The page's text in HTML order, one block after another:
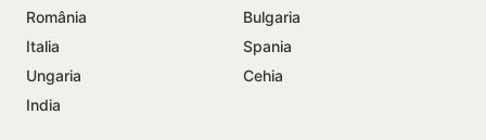
România
Bulgaria
Italia
Spania
Ungaria
Cehia
India